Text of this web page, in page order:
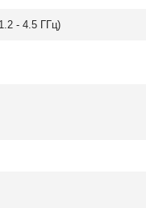
- 4.5 ГГц)